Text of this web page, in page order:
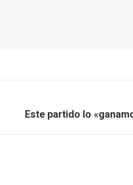
Este partido lo